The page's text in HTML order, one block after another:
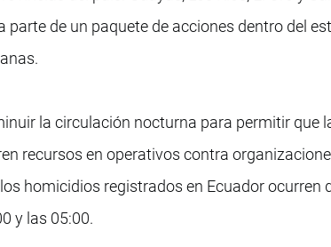
parte de un paquete de acciones dentro del
la circulación nocturna para permitir que
recursos en operativos contra
homicidios registrados en Ecuador ocurren
y las 05:00.